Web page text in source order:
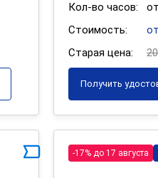
Кол-во часов:
Стоимость:
Старая цена:
Получить
-17% до 17 августа